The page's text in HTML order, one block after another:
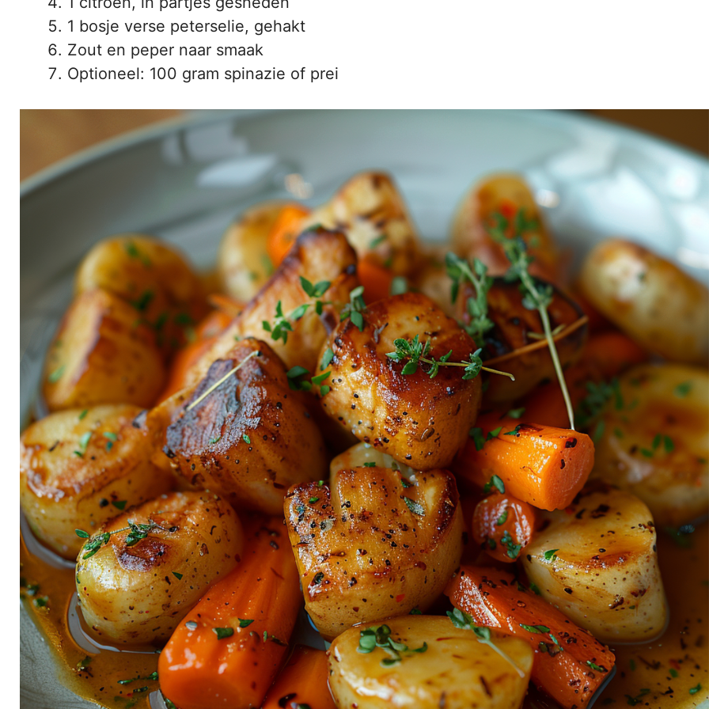
1 bosje verse peterselie, gehakt
Zout en peper naar smaak
Optioneel: 100 gram spinazie of prei